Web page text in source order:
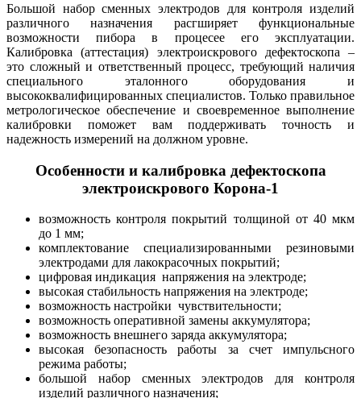
Большой набор сменных электродов для контроля изделий
различного назначения расгширяет функциональные
возможности пибора в процесее его эксплуатации.
Калибровка (аттестация) электроискрового дефектоскопа –
это сложный и ответственный процесс, требующий наличия
специального эталонного оборудования и
высококвалифицированных специалистов. Только правильное
метрологическое обеспечение и своевременное выполнение
калибровки поможет вам поддерживать точность и
надежность измерений на должном уровне.
Особенности и калибровка дефектоскопа
электроискрового Корона-1
возможность контроля покрытий толщиной от 40 мкм
до 1 мм;
комплектование специализированными резиновыми
электродами для лакокрасочных покрытий;
цифровая индикация напряжения на электроде;
высокая стабильность напряжения на электроде;
возможность настройки чувствительности;
возможность оперативной замены аккумулятора;
возможность внешнего заряда аккумулятора;
высокая безопасность работы за счет импульсного
режима работы;
большой набор сменных электродов для контроля
изделий различного назначения;